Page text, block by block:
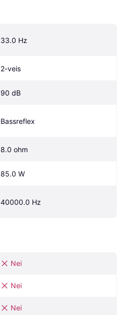
33.0 Hz
2-veis
90 dB
Bassreflex
8.0 ohm
85.0 W
40000.0 Hz
Nei
Nei
Nei